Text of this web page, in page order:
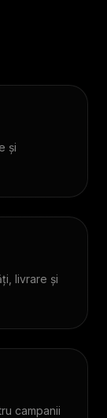
și
livrare și
campanii